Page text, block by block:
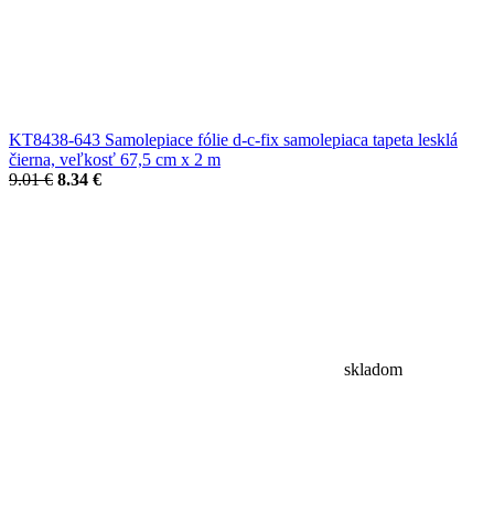
KT8438-643 Samolepiace fólie d-c-fix samolepiaca tapeta lesklá
čierna, veľkosť 67,5 cm x 2 m
9.01 € 8.34 €
skladom